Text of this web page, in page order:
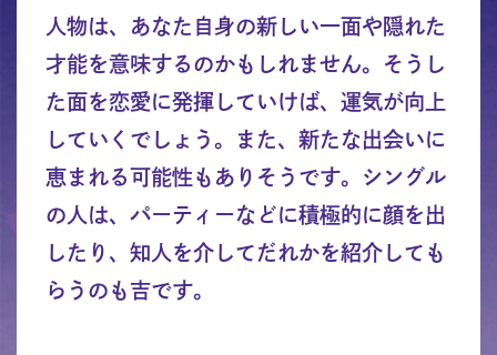
人物は、あなた自身の新しい一面や隠れた
才能を意味するのかもしれません。そうし
た面を恋愛に発揮していけば、運気が向上
していくでしょう。また、新たな出会いに
恵まれる可能性もありそうです。シングル
の人は、パーティーなどに積極的に顔を出
したり、知人を介してだれかを紹介しても
らうのも吉です。